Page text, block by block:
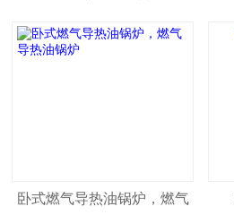
卧式燃气导热油锅炉，燃气